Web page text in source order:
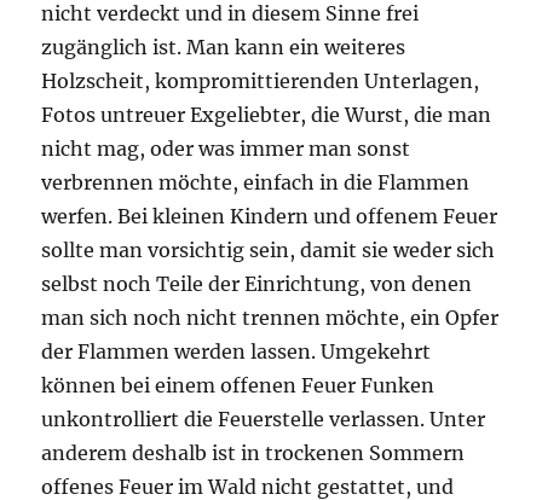
nicht verdeckt und in diesem Sinne frei
zugänglich ist. Man kann ein weiteres
Holzscheit, kompromittierenden Unterlagen,
Fotos untreuer Exgeliebter, die Wurst, die man
nicht mag, oder was immer man sonst
verbrennen möchte, einfach in die Flammen
werfen. Bei kleinen Kindern und offenem Feuer
sollte man vorsichtig sein, damit sie weder sich
selbst noch Teile der Einrichtung, von denen
man sich noch nicht trennen möchte, ein Opfer
der Flammen werden lassen. Umgekehrt
können bei einem offenen Feuer Funken
unkontrolliert die Feuerstelle verlassen. Unter
anderem deshalb ist in trockenen Sommern
offenes Feuer im Wald nicht gestattet, und